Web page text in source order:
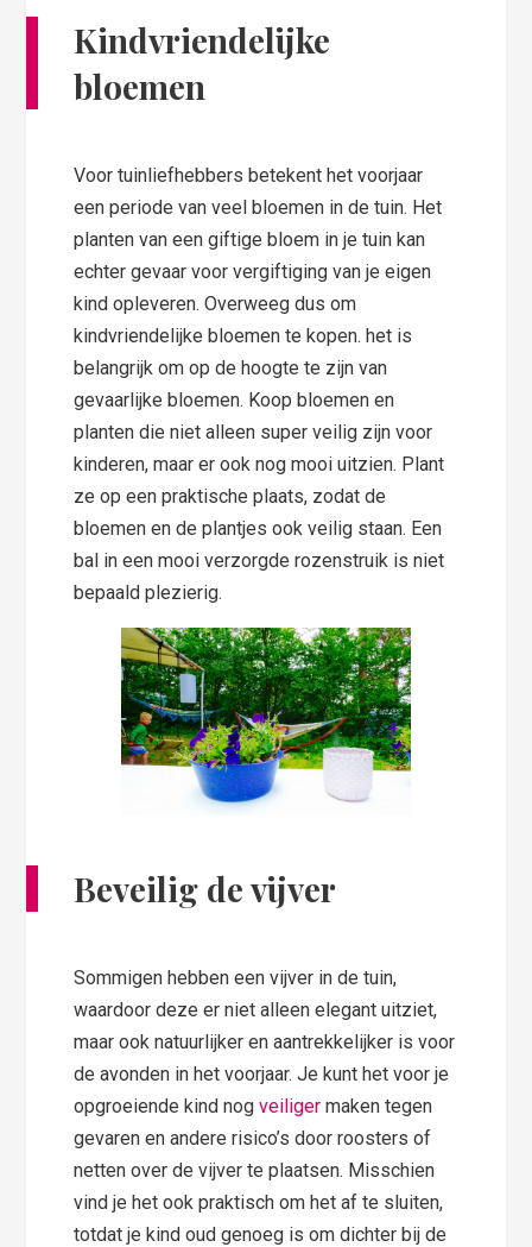
Kindvriendelijke
bloemen
Voor tuinliefhebbers betekent het voorjaar
een periode van veel bloemen in de tuin. Het
planten van een giftige bloem in je tuin kan
echter gevaar voor vergiftiging van je eigen
kind opleveren. Overweeg dus om
kindvriendelijke bloemen te kopen. het is
belangrijk om op de hoogte te zijn van
gevaarlijke bloemen. Koop bloemen en
planten die niet alleen super veilig zijn voor
kinderen, maar er ook nog mooi uitzien. Plant
ze op een praktische plaats, zodat de
bloemen en de plantjes ook veilig staan. Een
bal in een mooi verzorgde rozenstruik is niet
bepaald plezierig.
Beveilig de vijver
Sommigen hebben een vijver in de tuin,
waardoor deze er niet alleen elegant uitziet,
maar ook natuurlijker en aantrekkelijker is voor
de avonden in het voorjaar. Je kunt het voor je
opgroeiende kind nogveiligermaken tegen
gevaren en andere risico’s door roosters of
netten over de vijver te plaatsen. Misschien
vind je het ook praktisch om het af te sluiten,
totdat je kind oud genoeg is om dichter bij de